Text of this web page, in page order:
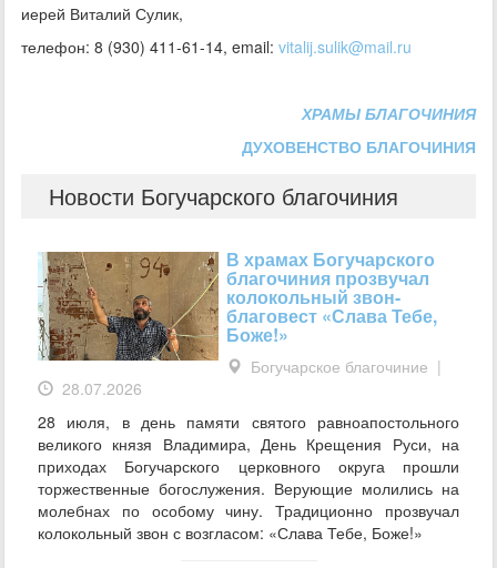
иерей Виталий Сулик,
телефон: 8 (930) 411-61-14, email: vitalij.sulik@mail.ru
ХРАМЫ БЛАГОЧИНИЯ
ДУХОВЕНСТВО БЛАГОЧИНИЯ
Новости Богучарского благочиния
В храмах Богучарского
благочиния прозвучал
колокольный звон-
благовест «Слава Тебе,
Боже!»
Богучарское благочиние |
28.07.2026
28 июля, в день памяти святого равноапостольного
великого князя Владимира, День Крещения Руси, на
приходах Богучарского церковного округа прошли
торжественные богослужения. Верующие молились на
молебнах по особому чину. Традиционно прозвучал
колокольный звон с возгласом: «Слава Тебе, Боже!»